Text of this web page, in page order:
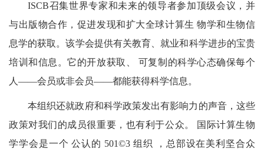
ISCB召集世界专家和未来的领导者参加顶级会议，并
与出版物合作，促进发现和扩大全球计算生 物学和生物信
息学的获取。该学会提供有关教育、就业和科学进步的宝贵
培训和信息。它的开放获取、 可复制的科学心态确保每个
人——会员或非会员——都能获得科学信息。
本组织还就政府和科学政策发出有影响力的声音，这些
政策对我们的成员很重要，也有利于公众。 国际计算生物
学学会是一个 公认的 501©3 组织 ，总部设在美利坚合众